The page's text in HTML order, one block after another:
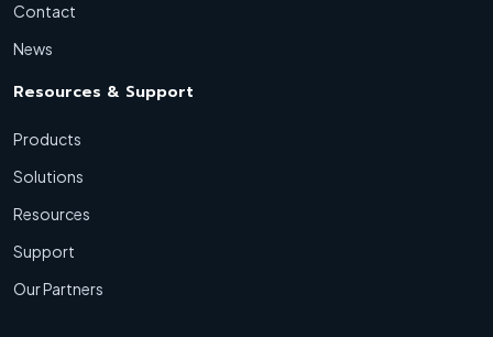
Contact
News
Resources & Support
Products
Solutions
Resources
Support
Our Partners